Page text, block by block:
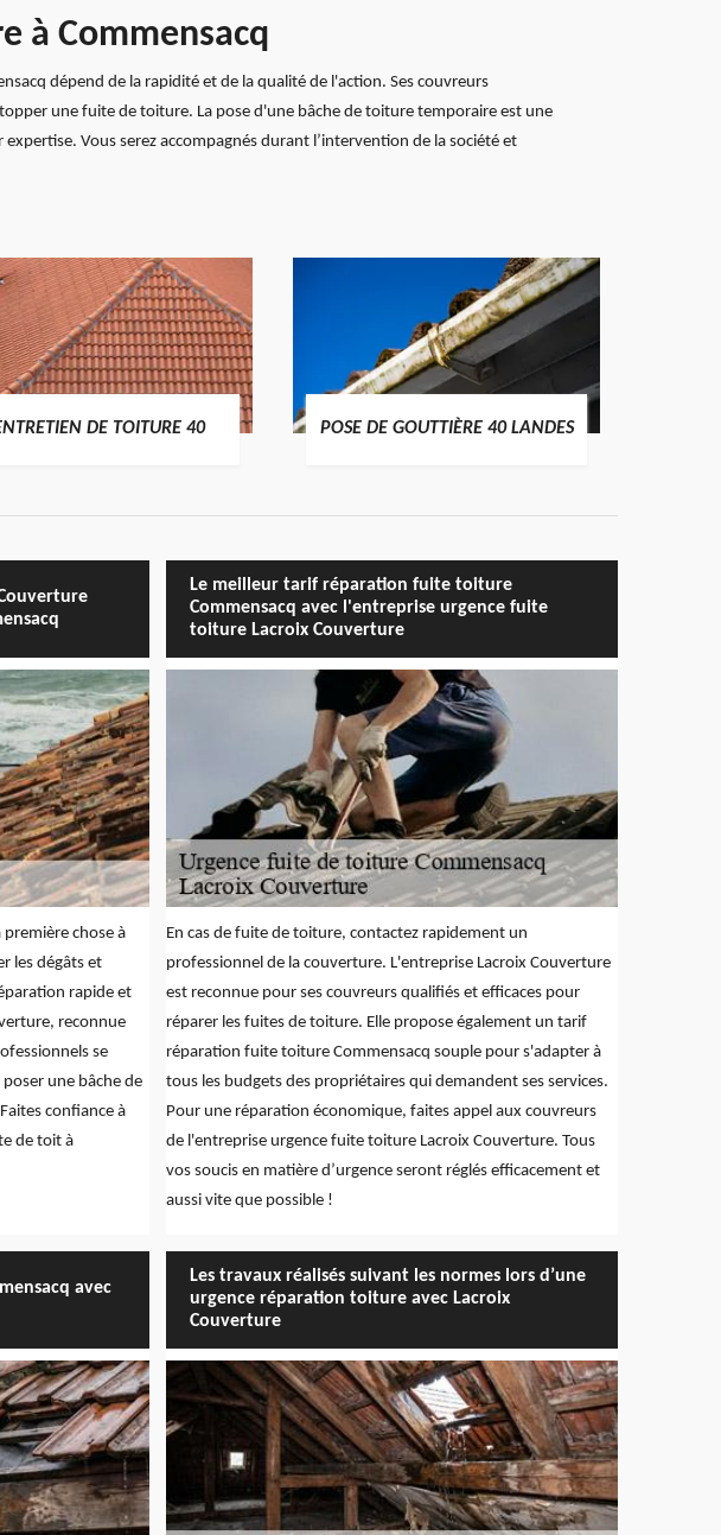
à Commensacq
dépend de la rapidité et de la qualité de l'action. Ses couvreurs
une fuite de toiture. La pose d'une bâche de toiture temporaire est une
Vous serez accompagnés durant l’intervention de la société et
DE TOITURE 40 POSE DE GOUTTIÈRE 40 LANDES
chose à
les dégâts et
rapide et
reconnue
se
une bâche de
confiance à
de toit à
Le meilleur tarif réparation fuite toiture
Commensacq avec l'entreprise urgence fuite
toiture Lacroix Couverture
En cas de fuite de toiture, contactez rapidement un
professionnel de la couverture. L'entreprise Lacroix Couverture
est reconnue pour ses couvreurs qualifiés et efficaces pour
réparer les fuites de toiture. Elle propose également un tarif
réparation fuite toiture Commensacq souple pour s'adapter à
tous les budgets des propriétaires qui demandent ses services.
Pour une réparation économique, faites appel aux couvreurs
de l'entreprise urgence fuite toiture Lacroix Couverture. Tous
vos soucis en matière d’urgence seront réglés efficacement et
aussi vite que possible !
avec
Les travaux réalisés suivant les normes lors d’une
urgence réparation toiture avec Lacroix
Couverture